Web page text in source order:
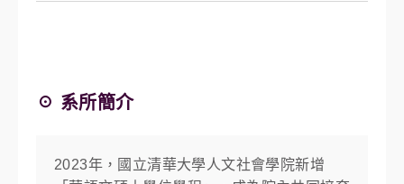
☉ 系所簡介
2023年，國立清華大學人文社會學院新增